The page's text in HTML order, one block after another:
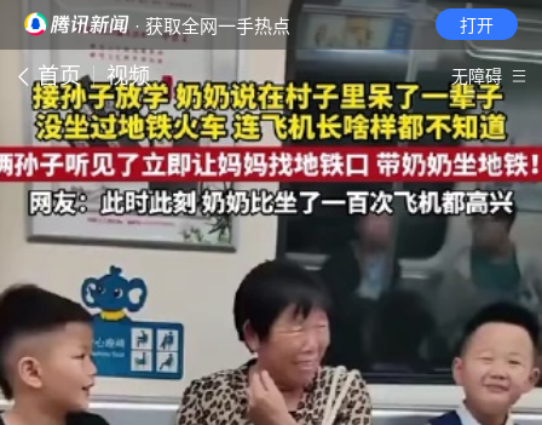
· 获取全网一手热点 打开
首页 视频 无障碍